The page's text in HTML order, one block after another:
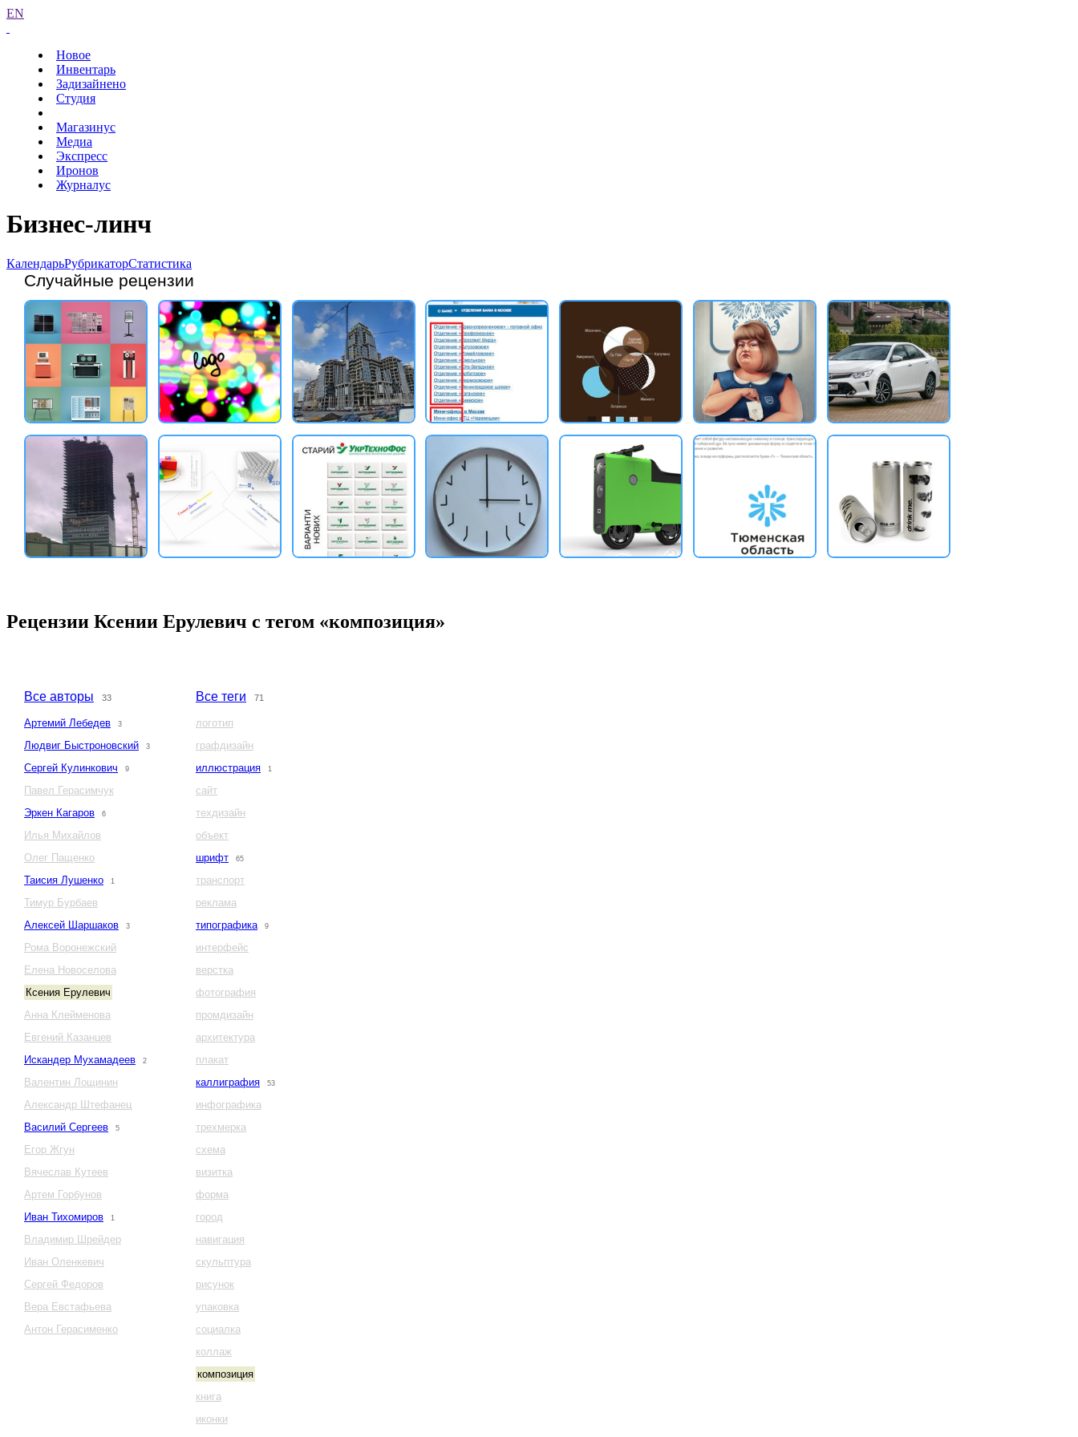
EN
Новое
Инвентарь
Задизайнено
Студия
Магазинус
Медиа
Экспресс
Иронов
Журналус
Бизнес-линч
КалендарьРубрикаторСтатистика
Случайные рецензии
Рецензии Ксении Ерулевич с тегом «композиция»
Все авторы 33
Артемий Лебедев 3
Людвиг Быстроновский 3
Сергей Кулинкович 9
Павел Герасимчук
Эркен Кагаров
6
Илья Михайлов
Олег Пащенко
Таисия Лушенко
1
Тимур Бурбаев
Алексей Шаршаков
3
Рома Воронежский
Елена Новоселова
Ксения Ерулевич
Анна Клейменова
Евгений Казанцев
Искандер Мухамадеев
2
Валентин Лощинин
Александр Штефанец
Василий Сергеев
5
Егор Жгун
Вячеслав Кутеев
Артем Горбунов
Иван Тихомиров
1
Владимир Шрейдер
Иван Оленкевич
Сергей Федоров
Вера Евстафьева
Антон Герасименко
Все теги 71
логотип
графдизайн
иллюстрация
1
сайт
техдизайн
объект
шрифт
65
транспорт
реклама
типографика
9
интерфейс
верстка
фотография
промдизайн
архитектура
плакат
каллиграфия
53
инфографика
трехмерка
схема
визитка
форма
город
навигация
скульптура
рисунок
упаковка
социалка
коллаж
композиция
книга
иконки